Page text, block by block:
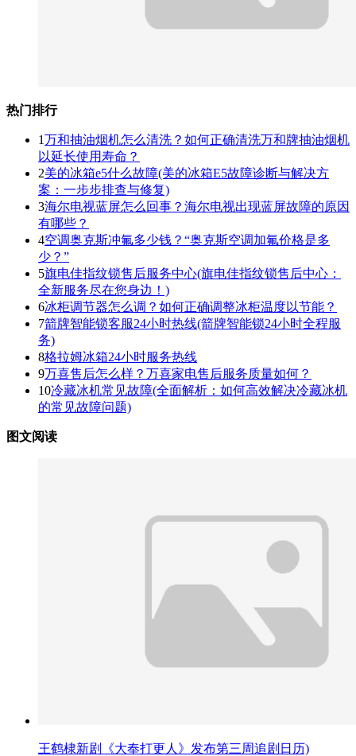
热门排行
1万和抽油烟机怎么清洗？如何正确清洗万和牌抽油烟机
以延长使用寿命？
2美的冰箱e5什么故障(美的冰箱E5故障诊断与解决方
案：一步步排查与修复)
3海尔电视蓝屏怎么回事？海尔电视出现蓝屏故障的原因
有哪些？
4空调奥克斯冲氟多少钱？“奥克斯空调加氟价格是多
少？”
5旗电佳指纹锁售后服务中心(旗电佳指纹锁售后中心：
全新服务尽在您身边！)
6冰柜调节器怎么调？如何正确调整冰柜温度以节能？
7箭牌智能锁客服24小时热线(箭牌智能锁24小时全程服
务)
8格拉姆冰箱24小时服务热线
9万喜售后怎么样？万喜家电售后服务质量如何？
10冷藏冰机常见故障(全面解析：如何高效解决冷藏冰机
的常见故障问题)
图文阅读
王鹤棣新剧《大奉打更人》发布第三周追剧日历)